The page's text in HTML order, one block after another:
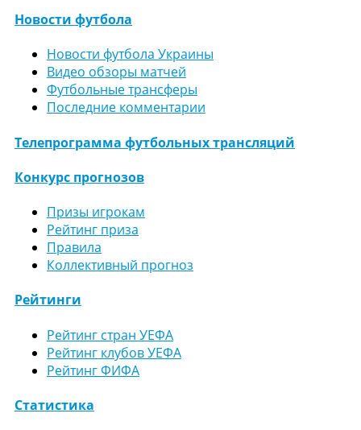
Новости футбола
Новости футбола Украины
Видео обзоры матчей
Футбольные трансферы
Последние комментарии
Телепрограмма футбольных трансляций
Конкурс прогнозов
Призы игрокам
Рейтинг приза
Правила
Коллективный прогноз
Рейтинги
Рейтинг стран УЕФА
Рейтинг клубов УЕФА
Рейтинг ФИФА
Статистика